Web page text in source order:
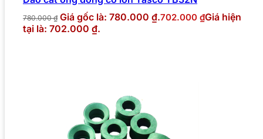
780.000₫ Giá gốc là: 780.000 ₫.702.000 ₫Giá hiện
tại là: 702.000 ₫.